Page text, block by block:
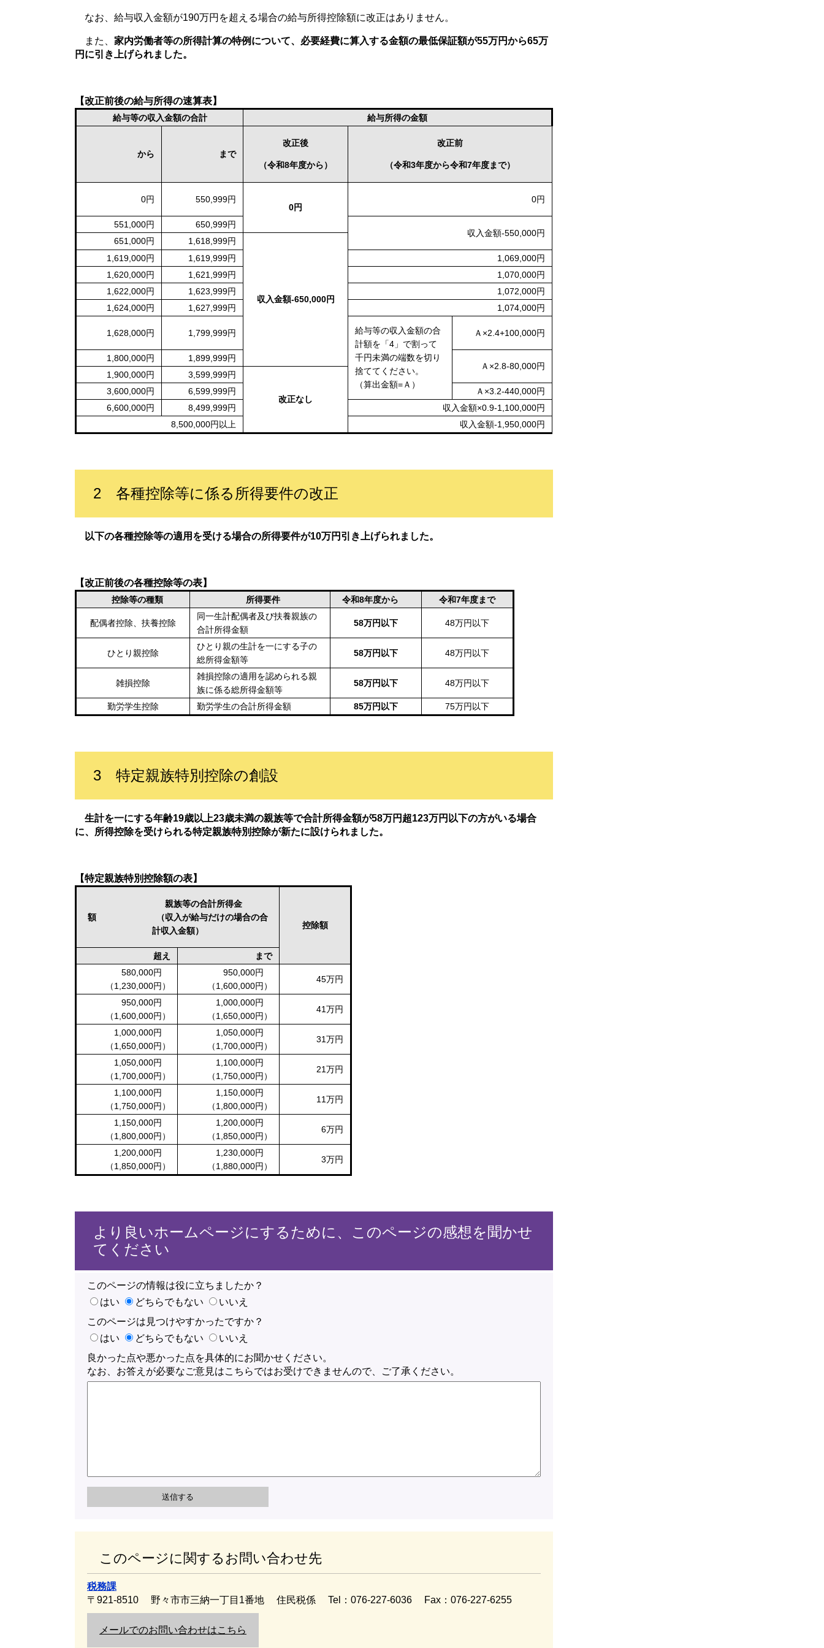
なお、給与収入金額が190万円を超える場合の給与所得控除額に改正はありません。
また、 家内労働者等の所得計算の特例について、必要経費に算入する金額の最低保証額が55万円から65万
円に引き上げられました。
【改正前後の給与所得の速算表】​
給与等の収入金額の合計 給与所得の金額
から まで
改正後
（令和8年度から）
改正前
（令和3年度から令和7年度まで）
0円
550,999円
0円
0円
551,000円
650,999円
収入金額-550,000円
651,000円 1,618,999円
収入金額-650,000円
1,619,000円 1,619,999円
1,069,000円
1,620,000円
1,621,999円
1,070,000円
1,622,000円
1,623,999円
1,072,000円
1,624,000円
1,627,999円 1,074,000円
1,628,000円 1,799,999円
給与等の収入金額の合
計額を「4」で割って
千円未満の端数を切り
捨ててください。
（算出金額=Ａ）
Ａ×2.4+100,000円
1,800,000円
1,899,999円
Ａ×2.8-80,000円
1,900,000円
3,599,999円
改正なし
3,600,000円 6,599,999円
Ａ×3.2-440,000円
6,600,000円
8,499,999円
収入金額×0.9-1,100,000円
8,500,000円以上
収入金額-1,950,000円
2 各種控除等に係る所得要件の改正
以下の各種控除等の適用を受ける場合の所得要件が10万円引き上げられました。​
【改正前後の各種控除等の表】
控除等の種類 所得要件 令和8年度から 令和7年度まで
配偶者控除、扶養控除
同一生計配偶者及び扶養親族の
合計所得金額
58万円以下 48万円以下
ひとり親控除
ひとり親の生計を一にする子の
総所得金額等
58万円以下 48万円以下
雑損控除
雑損控除の適用を認められる親
族に係る総所得金額等
58万円以下 48万円以下
勤労学生控除 勤労学生の合計所得金額 85万円以下 75万円以下
3 特定親族特別控除の創設
生計を一にする年齢19歳以上23歳未満の親族等で合計所得金額が58万円超123万円以下の方がいる場合
に、所得控除を受けられる特定親族特別控除が新たに設けられました。
【特定親族特別控除額の表】​
親族等の合計所得金
額 （収入が給与だけの場合の合
計収入金額）
控除額
超え
まで
580,000円
（1,230,000円）
950,000円
（1,600,000円）
45万円
950,000円
（1,600,000円）
1,000,000円
（1,650,000円）
41万円
1,000,000円
（1,650,000円）
1,050,000円
（1,700,000円）
31万円
1,050,000円
（1,700,000円）
1,100,000円
（1,750,000円）
21万円
1,100,000円
（1,750,000円）
1,150,000円
（1,800,000円）
11万円
1,150,000円
（1,800,000円）
1,200,000円
（1,850,000円）
6万円
1,200,000円
（1,850,000円）
1,230,000円
（1,880,000円）
3万円
より良いホームページにするために、このページの感想を聞かせ
てください
このページの情報は役に立ちましたか？
はい
どちらでもない
いいえ
このページは見つけやすかったですか？
はい
どちらでもない
いいえ
良かった点や悪かった点を具体的にお聞かせください。
なお、お答えが必要なご意見はこちらではお受けできませんので、ご了承ください。
このページに関するお問い合わせ先
税務課
〒921-8510
野々市市三納一丁目1番地 住民税係 Tel：076-227-6036 Fax：076-227-6255
メールでのお問い合わせはこちら